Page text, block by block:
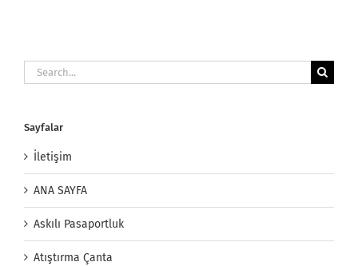
Search
for:
Sayfalar
İletişim
ANA SAYFA
Askılı Pasaportluk
Atıştırma Çanta